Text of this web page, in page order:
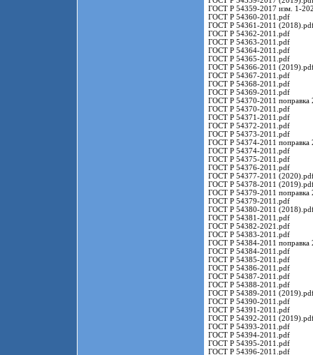
ГОСТ Р 54359-2017 изм. 1-
ГОСТ Р 54360-2011.pdf
ГОСТ Р 54361-2011
ГОСТ Р 54362-2011.pdf
ГОСТ Р 54363-2011.pdf
ГОСТ Р 54364-2011.pdf
ГОСТ Р 54365-2011.pdf
ГОСТ Р 54366-2011
ГОСТ Р 54367-2011.pdf
ГОСТ Р 54368-2011.pdf
ГОСТ Р 54369-2011.pdf
ГОСТ Р 54370-2011 поправка
ГОСТ Р 54370-2011.pdf
ГОСТ Р 54371-2011.pdf
ГОСТ Р 54372-2011.pdf
ГОСТ Р 54373-2011.pdf
ГОСТ Р 54374-2011 поправка
ГОСТ Р 54374-2011.pdf
ГОСТ Р 54375-2011.pdf
ГОСТ Р 54376-2011.pdf
ГОСТ Р 54377-2011
ГОСТ Р 54378-2011
ГОСТ Р 54379-2011 поправка
ГОСТ Р 54379-2011.pdf
ГОСТ Р 54380-2011
ГОСТ Р 54381-2011.pdf
ГОСТ Р 54382-2021.pdf
ГОСТ Р 54383-2011.pdf
ГОСТ Р 54384-2011 поправка
ГОСТ Р 54384-2011.pdf
ГОСТ Р 54385-2011.pdf
ГОСТ Р 54386-2011.pdf
ГОСТ Р 54387-2011.pdf
ГОСТ Р 54388-2011.pdf
ГОСТ Р 54389-2011
ГОСТ Р 54390-2011.pdf
ГОСТ Р 54391-2011.pdf
ГОСТ Р 54392-2011
ГОСТ Р 54393-2011.pdf
ГОСТ Р 54394-2011.pdf
ГОСТ Р 54395-2011.pdf
ГОСТ Р 54396-2011.pdf